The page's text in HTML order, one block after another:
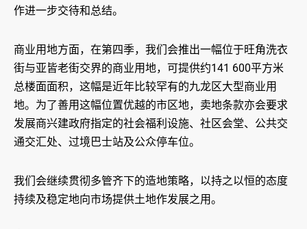
作进一步交待和总结。
商业用地方面，在第四季，我们会推出一幅位于旺角洗衣
街与亚皆老街交界的商业用地，可提供约141 600平方米
总楼面面积，这幅是近年比较罕有的九龙区大型商业用
地。为了善用这幅位置优越的市区地，卖地条款亦会要求
发展商兴建政府指定的社会福利设施、社区会堂、公共交
通交汇处、过境巴士站及公众停车位。
我们会继续贯彻多管齐下的造地策略，以持之以恒的态度
持续及稳定地向市场提供土地作发展之用。